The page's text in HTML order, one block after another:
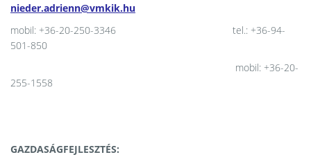
nieder.adrienn@vmkik.hu
mobil: +36-20-250-3346 tel.: +36-94-
501-850
mobil: +36-20-
255-1558
GAZDASÁGFEJLESZTÉS: